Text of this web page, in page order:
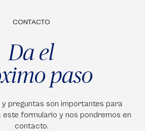
CONTACTO
Da el
paso
preguntas son importantes para
este formulario y nos pondremos en
contacto.